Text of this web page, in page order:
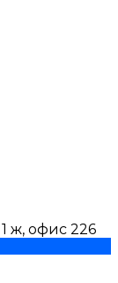
ж, офис 226